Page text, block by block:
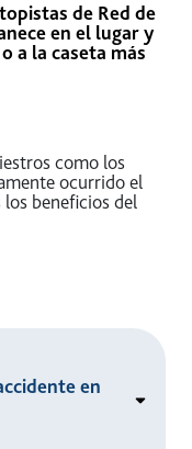
de Red de
en el lugar y
a la caseta más
como los
ocurrido el
beneficios del
en